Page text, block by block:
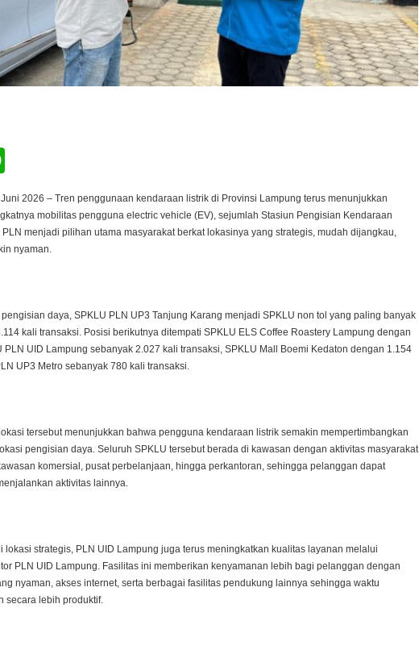
2026 – Tren penggunaan kendaraan listrik di Provinsi Lampung terus menunjukkan
mobilitas pengguna electric vehicle (EV), sejumlah Stasiun Pengisian Kendaraan
menjadi pilihan utama masyarakat berkat lokasinya yang strategis, mudah dijangkau,
nyaman.
daya, SPKLU PLN UP3 Tanjung Karang menjadi SPKLU non tol yang paling banyak
kali transaksi. Posisi berikutnya ditempati SPKLU ELS Coffee Roastery Lampung dengan
UID Lampung sebanyak 2.027 kali transaksi, SPKLU Mall Boemi Kedaton dengan 1.154
UP3 Metro sebanyak 780 kali transaksi.
tersebut menunjukkan bahwa pengguna kendaraan listrik semakin mempertimbangkan
pengisian daya. Seluruh SPKLU tersebut berada di kawasan dengan aktivitas masyarakat
komersial, pusat perbelanjaan, hingga perkantoran, sehingga pelanggan dapat
aktivitas lainnya.
lokasi strategis, PLN UID Lampung juga terus meningkatkan kualitas layanan melalui
PLN UID Lampung. Fasilitas ini memberikan kenyamanan lebih bagi pelanggan dengan
nyaman, akses internet, serta berbagai fasilitas pendukung lainnya sehingga waktu
secara lebih produktif.